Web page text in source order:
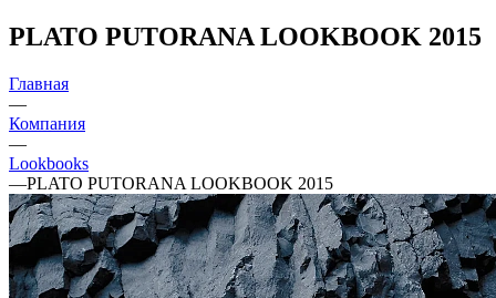
PLATO PUTORANA LOOKBOOK 2015
Главная
—
Компания
—
Lookbooks
—PLATO PUTORANA LOOKBOOK 2015